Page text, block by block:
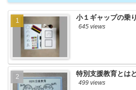
小１ギャップの乗
645 views
特別支援教育とは
499 views